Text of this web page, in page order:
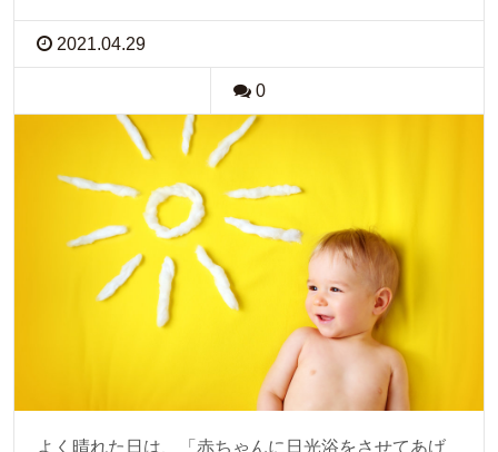
2021.04.29
0
よく晴れた日は、「赤ちゃんに日光浴をさせてあげ